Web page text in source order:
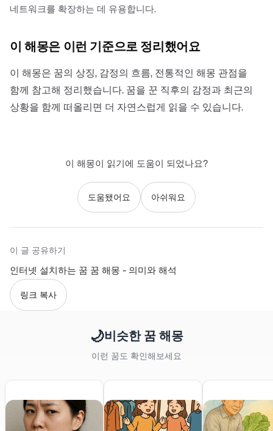
네트워크를 확장하는 데 유용합니다.
이 해몽은 이런 기준으로 정리했어요
이 해몽은 꿈의 상징, 감정의 흐름, 전통적인 해몽 관점을
함께 참고해 정리했습니다. 꿈을 꾼 직후의 감정과 최근의
상황을 함께 떠올리면 더 자연스럽게 읽을 수 있습니다.
이 해몽이 읽기에 도움이 되었나요?
도움됐어요 아쉬워요
이 글 공유하기
인터넷 설치하는 꿈 꿈 해몽 - 의미와 해석
링크 복사
🌙비슷한 꿈 해몽
이런 꿈도 확인해보세요